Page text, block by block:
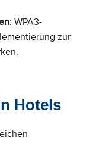
: WPA3-
zur
Hotels